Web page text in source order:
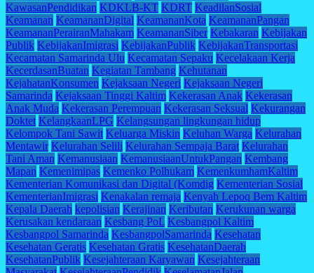
KawasanPendidikan KDKLB-KT KDRT KeadilanSosial
Keamanan KeamananDigital KeamananKota KeamananPangan
KeamananPerairanMahakam KeamananSiber Kebakaran Kebijakan
Publik KebijakanImigrasi KebijakanPublik KebijakanTransportasi
Kecamatan Samarinda Ulu Kecamatan Sepaku Kecelakaan Kerja
KecerdasanBuatan Kegiatan Tambang Kehutanan
KejahatanKonsumen Kejaksaan Negeri Kejaksaan Negeri
Samarinda Kejaksaan Tinggi Kaltim Kekerasan Anak Kekerasan
Anak Muda Kekerasan Perempuan Kekerasan Seksual Kekurangan
Doktet KelangkaanLPG Kelangsungan lingkungan hidup
Kelompok Tani Sawit Keluarga Miskin Keluhan Warga Kelurahan
Mentawir Kelurahan Selili Kelurahan Sempaja Barat Kelurahan
Tani Aman Kemanusiaan KemanusiaanUntukPangan Kembang
Mapan Kemenimipas Kemenko Polhukam KemenkumhamKaltim
Kementerian Komunikasi dan Digital (Komdig Kementerian Sosial
KementerianImigrasi Kenakalan remaja Kenyah Lepoq Bem Kaltim
Kepala Daerah kepolisian Kerajinan Keributan Kerukunan warga
Kerusakan kendaraan Kesbang PoL Kesbangpol Kaltim
Kesbangpol Samarinda KesbangpolSamarinda Kesehatan
Kesehatan Geratis Kesehatan Gratis KesehatanDaerah
KesehatanPublik Kesejahteraan Karyawan Kesejahteraan